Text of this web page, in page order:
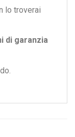
lo troverai
di garanzia